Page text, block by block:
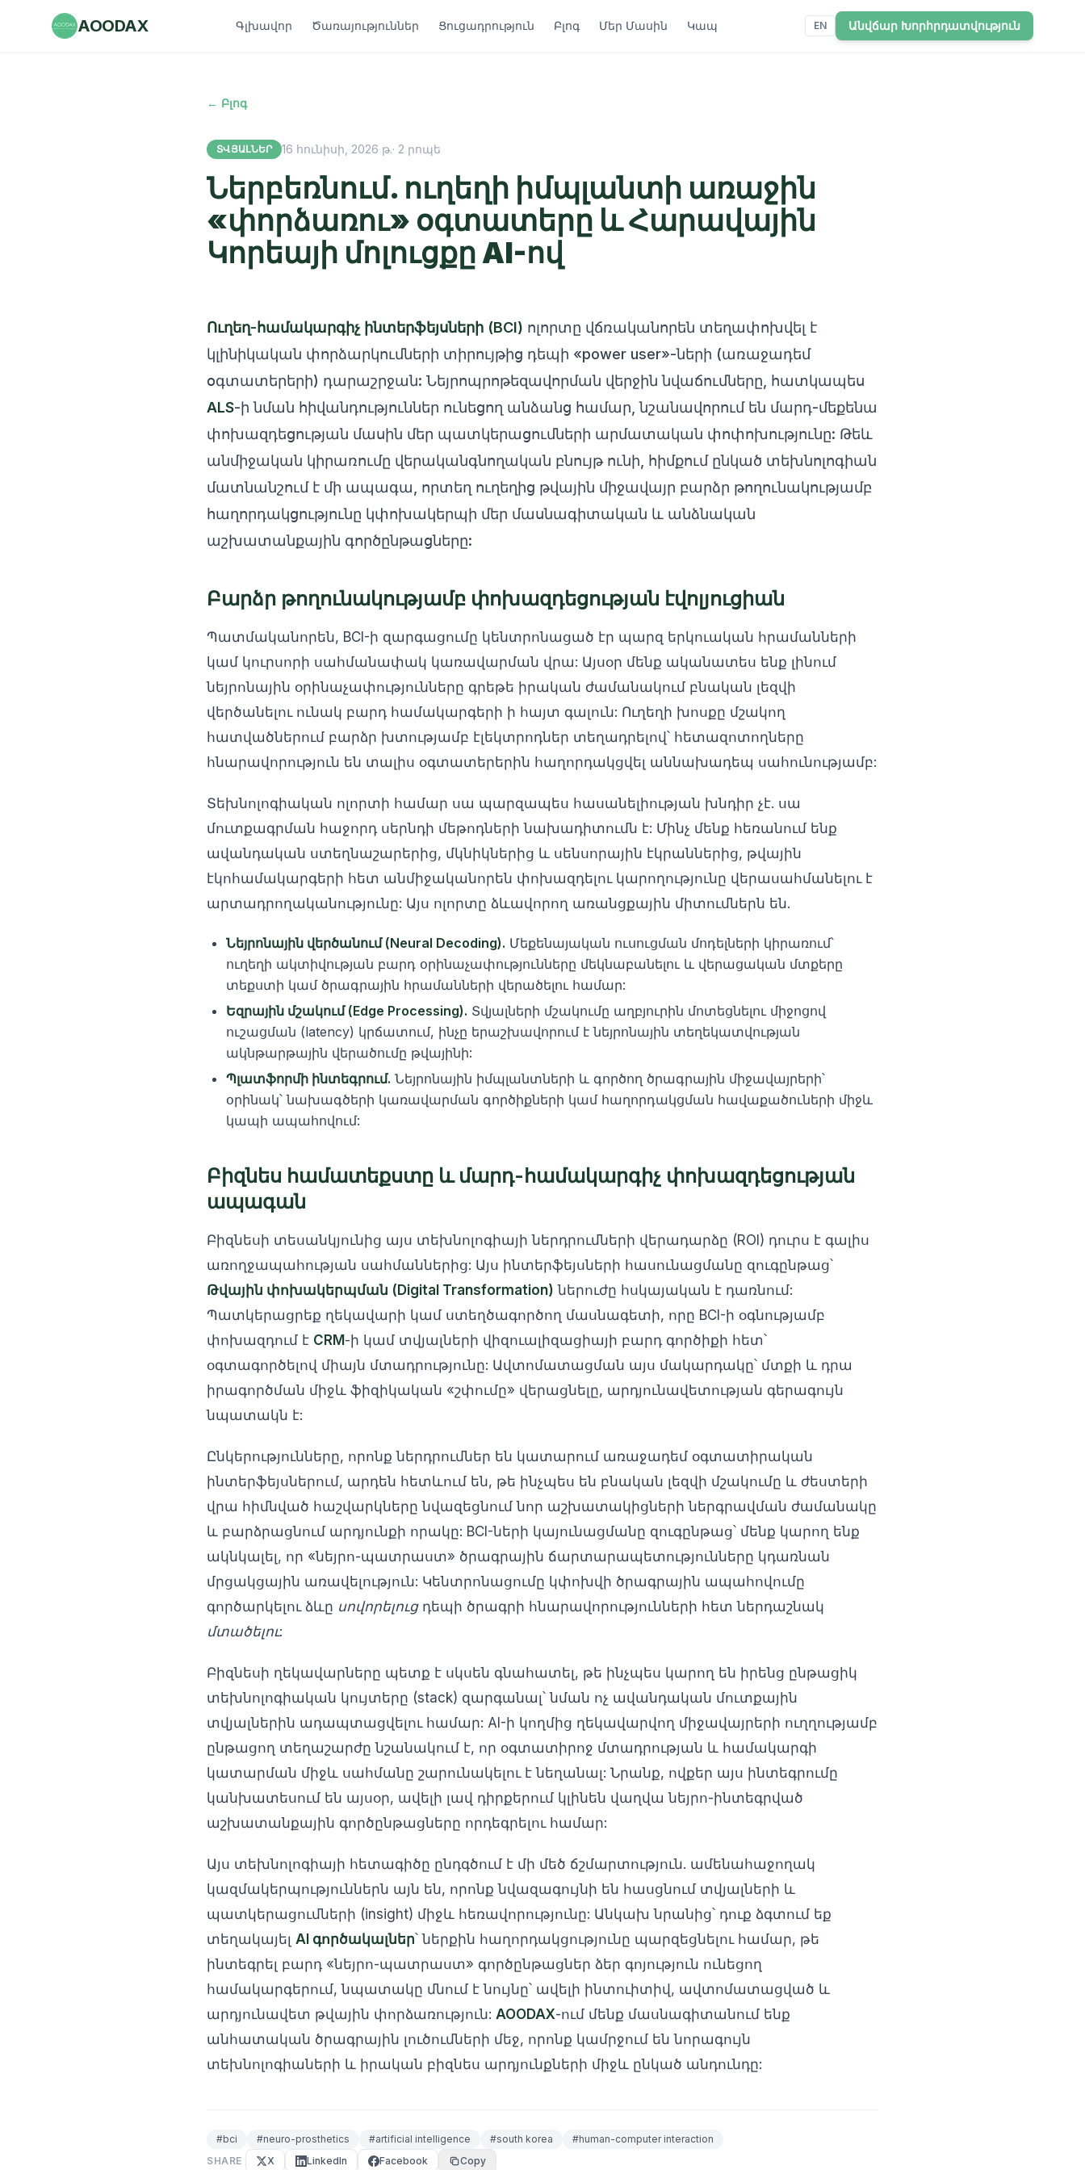
AOODAX Գլխավոր Ծառայություններ Ցուցադրություն Բլոգ Մեր Մասին Կապ EN Անվճար Խորհրդատվություն
← Բլոգ
ՏՎՅԱԼՆԵՐ 16 հունիսի, 2026 թ.· 2 րոպե
Ներբեռնում. ուղեղի իմպլանտի առաջին
«փորձառու» օգտատերը և Հարավային
Կորեայի մոլուցքը AI-ով
Ուղեղ-համակարգիչ ինտերֆեյսների (BCI) ոլորտը վճռականորեն տեղափոխվել է
կլինիկական փորձարկումների տիրույթից դեպի «power user»-ների (առաջադեմ
օգտատերերի) դարաշրջան: Նեյրոպրոթեզավորման վերջին նվաճումները, հատկապես
ALS-ի նման հիվանդություններ ունեցող անձանց համար, նշանավորում են մարդ-մեքենա
փոխազդեցության մասին մեր պատկերացումների արմատական փոփոխությունը: Թեև
անմիջական կիրառումը վերականգնողական բնույթ ունի, հիմքում ընկած տեխնոլոգիան
մատնանշում է մի ապագա, որտեղ ուղեղից թվային միջավայր բարձր թողունակությամբ
հաղորդակցությունը կփոխակերպի մեր մասնագիտական և անձնական
աշխատանքային գործընթացները:
Բարձր թողունակությամբ փոխազդեցության էվոլյուցիան
Պատմականորեն, BCI-ի զարգացումը կենտրոնացած էր պարզ երկուական հրամանների
կամ կուրսորի սահմանափակ կառավարման վրա: Այսօր մենք ականատես ենք լինում
նեյրոնային օրինաչափությունները գրեթե իրական ժամանակում բնական լեզվի
վերծանելու ունակ բարդ համակարգերի ի հայտ գալուն: Ուղեղի խոսքը մշակող
հատվածներում բարձր խտությամբ էլեկտրոդներ տեղադրելով՝ հետազոտողները
հնարավորություն են տալիս օգտատերերին հաղորդակցվել աննախադեպ սահունությամբ:
Տեխնոլոգիական ոլորտի համար սա պարզապես հասանելիության խնդիր չէ. սա
մուտքագրման հաջորդ սերնդի մեթոդների նախադիտումն է: Մինչ մենք հեռանում ենք
ավանդական ստեղնաշարերից, մկնիկներից և սենսորային էկրաններից, թվային
էկոհամակարգերի հետ անմիջականորեն փոխազդելու կարողությունը վերասահմանելու է
արտադրողականությունը: Այս ոլորտը ձևավորող առանցքային միտումներն են.
Նեյրոնային վերծանում (Neural Decoding). Մեքենայական ուսուցման մոդելների կիրառում՝
ուղեղի ակտիվության բարդ օրինաչափությունները մեկնաբանելու և վերացական մտքերը
տեքստի կամ ծրագրային հրամանների վերածելու համար:
Եզրային մշակում (Edge Processing). Տվյալների մշակումը աղբյուրին մոտեցնելու միջոցով
ուշացման (latency) կրճատում, ինչը երաշխավորում է նեյրոնային տեղեկատվության
ակնթարթային վերածումը թվայինի:
Պլատֆորմի ինտեգրում. Նեյրոնային իմպլանտների և գործող ծրագրային միջավայրերի՝
օրինակ՝ նախագծերի կառավարման գործիքների կամ հաղորդակցման հավաքածուների միջև
կապի ապահովում:
Բիզնես համատեքստը և մարդ-համակարգիչ փոխազդեցության
ապագան
Բիզնեսի տեսանկյունից այս տեխնոլոգիայի ներդրումների վերադարձը (ROI) դուրս է գալիս
առողջապահության սահմաններից: Այս ինտերֆեյսների հասունացմանը զուգընթաց՝
Թվային փոխակերպման (Digital Transformation) ներուժը հսկայական է դառնում:
Պատկերացրեք ղեկավարի կամ ստեղծագործող մասնագետի, որը BCI-ի օգնությամբ
փոխազդում է CRM -ի կամ տվյալների վիզուալիզացիայի բարդ գործիքի հետ՝
օգտագործելով միայն մտադրությունը: Ավտոմատացման այս մակարդակը՝ մտքի և դրա
իրագործման միջև ֆիզիկական «շփումը» վերացնելը, արդյունավետության գերագույն
նպատակն է:
Ընկերությունները, որոնք ներդրումներ են կատարում առաջադեմ օգտատիրական
ինտերֆեյսներում, արդեն հետևում են, թե ինչպես են բնական լեզվի մշակումը և ժեստերի
վրա հիմնված հաշվարկները նվազեցնում նոր աշխատակիցների ներգրավման ժամանակը
և բարձրացնում արդյունքի որակը: BCI-ների կայունացմանը զուգընթաց՝ մենք կարող ենք
ակնկալել, որ «նեյրո-պատրաստ» ծրագրային ճարտարապետությունները կդառնան
մրցակցային առավելություն: Կենտրոնացումը կփոխվի ծրագրային ապահովումը
գործարկելու ձևը սովորելուցդեպի ծրագրի հնարավորությունների հետ ներդաշնակ
մտածելու:
Բիզնեսի ղեկավարները պետք է սկսեն գնահատել, թե ինչպես կարող են իրենց ընթացիկ
տեխնոլոգիական կույտերը (stack) զարգանալ՝ նման ոչ ավանդական մուտքային
տվյալներին ադապտացվելու համար: AI-ի կողմից ղեկավարվող միջավայրերի ուղղությամբ
ընթացող տեղաշարժը նշանակում է, որ օգտատիրոջ մտադրության և համակարգի
կատարման միջև սահմանը շարունակելու է նեղանալ: Նրանք, ովքեր այս ինտեգրումը
կանխատեսում են այսօր, ավելի լավ դիրքերում կլինեն վաղվա նեյրո-ինտեգրված
աշխատանքային գործընթացները որդեգրելու համար:
Այս տեխնոլոգիայի հետագիծը ընդգծում է մի մեծ ճշմարտություն. ամենահաջողակ
կազմակերպություններն այն են, որոնք նվազագույնի են հասցնում տվյալների և
պատկերացումների (insight) միջև հեռավորությունը: Անկախ նրանից՝ դուք ձգտում եք
տեղակայել AI գործակալներ՝ ներքին հաղորդակցությունը պարզեցնելու համար, թե
ինտեգրել բարդ «նեյրո-պատրաստ» գործընթացներ ձեր գոյություն ունեցող
համակարգերում, նպատակը մնում է նույնը՝ ավելի ինտուիտիվ, ավտոմատացված և
արդյունավետ թվային փորձառություն: AOODAX-ում մենք մասնագիտանում ենք
անհատական ծրագրային լուծումների մեջ, որոնք կամրջում են նորագույն
տեխնոլոգիաների և իրական բիզնես արդյունքների միջև ընկած անդունդը:
#bci #neuro-prosthetics #artificial intelligence #south korea #human-computer interaction
SHARE
X LinkedIn Facebook Copy